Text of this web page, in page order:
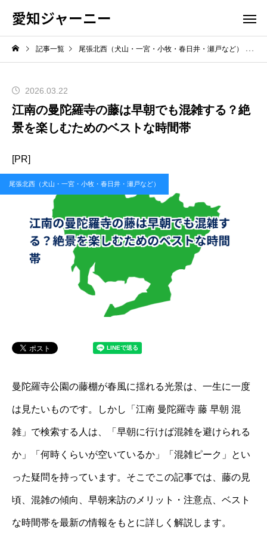
愛知ジャーニー
記事一覧 尾張北西（犬山・一宮・小牧・春日井・瀬戸など）
2026.03.22
江南の曼陀羅寺の藤は早朝でも混雑する？絶
景を楽しむためのベストな時間帯
[PR]
尾張北西（犬山・一宮・小牧・春日井・瀬戸など）
曼陀羅寺公園の藤棚が春風に揺れる光景は、一生に一度
は見たいものです。しかし「江南 曼陀羅寺 藤 早朝 混
雑」で検索する人は、「早朝に行けば混雑を避けられる
か」「何時くらいが空いているか」「混雑ピーク」とい
った疑問を持っています。そこでこの記事では、藤の見
頃、混雑の傾向、早朝来訪のメリット・注意点、ベスト
な時間帯を最新の情報をもとに詳しく解説します。